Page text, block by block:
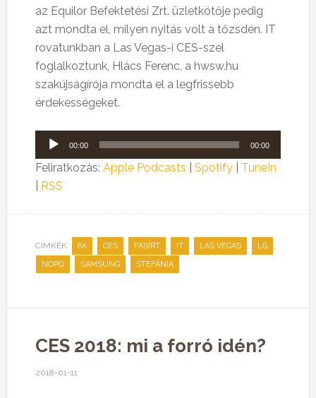
az Equilor Befektetési Zrt. üzletkötője pedig
azt mondta el, milyen nyitás volt a tőzsdén. IT
rovatunkban a Las Vegas-i CES-szel
foglalkoztunk, Hlács Ferenc, a hwsw.hu
szakújságírója mondta el a legfrissebb
érdekességeket.
Audió
lejátszó
00:00 00:00
Feliratkozás: Apple Podcasts Spotify| TuneIn
RSS
CÍMKÉK: 8K , CES , FASÍRT , IT , LAS VEGAS , LG ,
NOPQ , SAMSUNG , STEFÁNIA
CES 2018: mi a forró idén?
2018-01-11